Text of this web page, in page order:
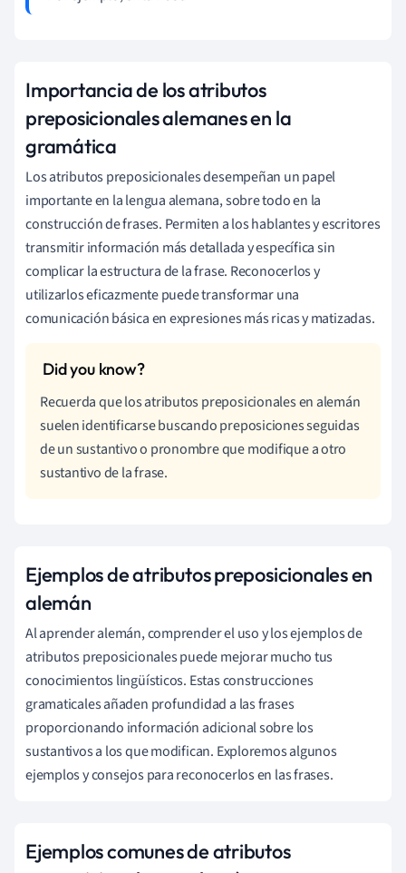
Importancia de los atributos
preposicionales alemanes en la
gramática
Los atributos preposicionales desempeñan un papel
importante en la lengua alemana, sobre todo en la
construcción de frases. Permiten a los hablantes y escritores
transmitir información más detallada y específica sin
complicar la estructura de la frase. Reconocerlos y
utilizarlos eficazmente puede transformar una
comunicación básica en expresiones más ricas y matizadas.
Recuerda que los atributos preposicionales en alemán
suelen identificarse buscando preposiciones seguidas
de un sustantivo o pronombre que modifique a otro
sustantivo de la frase.
Ejemplos de atributos preposicionales en
alemán
Al aprender alemán, comprender el uso y los ejemplos de
atributos preposicionales puede mejorar mucho tus
conocimientos lingüísticos. Estas construcciones
gramaticales añaden profundidad a las frases
proporcionando información adicional sobre los
sustantivos a los que modifican. Exploremos algunos
ejemplos y consejos para reconocerlos en las frases.
Ejemplos comunes de atributos